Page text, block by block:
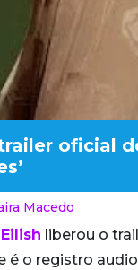
oficial
Macedo
liberou o
é o registro